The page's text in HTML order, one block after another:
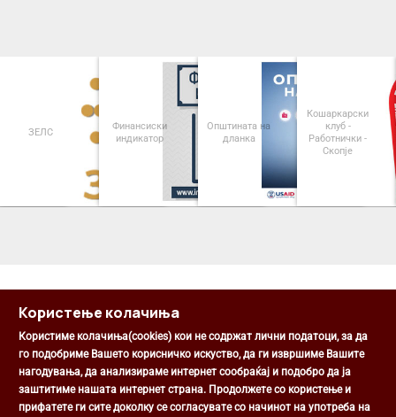
ЗЕЛС
Финансиски
индикатор
Општината на
дланка
Кошаркарски
клуб -
Работнички -
Скопје
Општина Центар
Михаил Цоков бр. 1, Скопје
Користење колачиња
Користиме колачиња(cookies) кои не содржат лични податоци, за да
го подобриме Вашето корисничко искуство, да ги извршиме Вашите
нагодувања, да анализираме интернет сообраќај и подобро да ја
заштитиме нашата интернет страна. Продолжете со користење и
прифатете ги сите доколку се согласувате со начинот на употреба на